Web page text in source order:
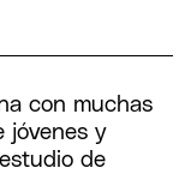
con muchas
jóvenes y
de